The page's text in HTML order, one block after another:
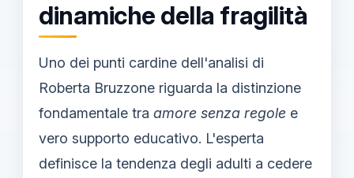
dinamiche della fragilità
Uno dei punti cardine dell'analisi di
Roberta Bruzzone riguarda la distinzione
fondamentale tra amore senza regole e
vero supporto educativo. L'esperta
definisce la tendenza degli adulti a cedere